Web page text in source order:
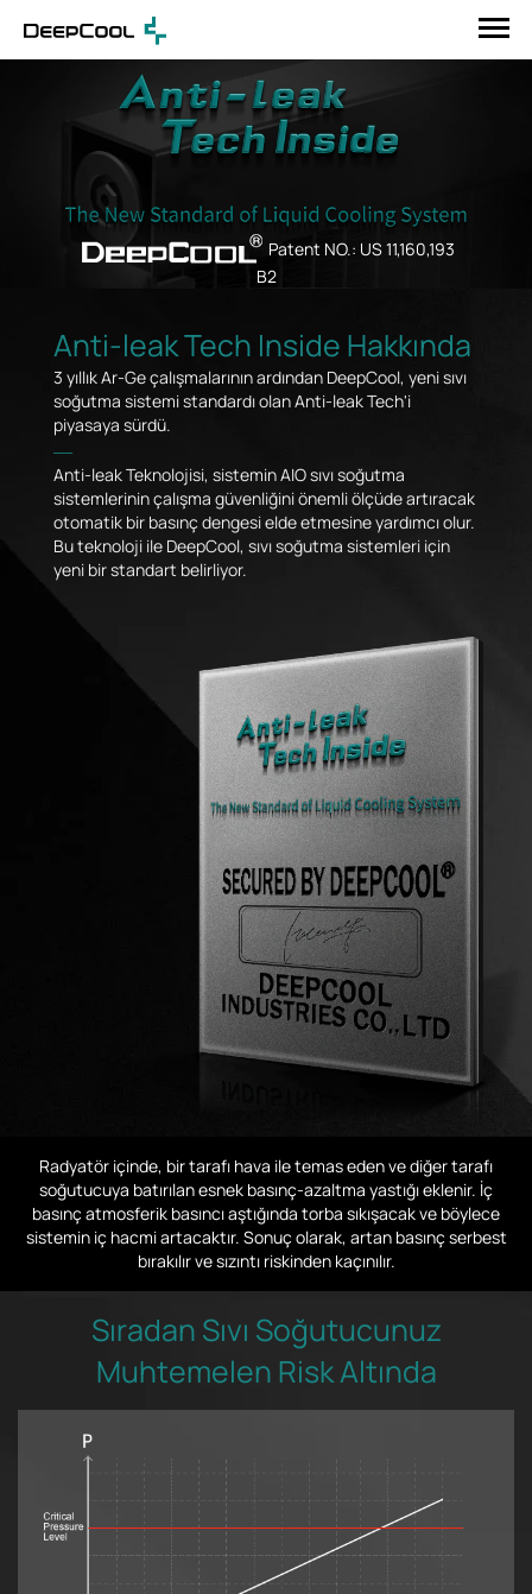
Patent NO.: US 11,160,193
B2
Anti-leak Tech Inside Hakkında
3 yıllık Ar-Ge çalışmalarının ardından DeepCool, yeni sıvı
soğutma sistemi standardı olan Anti-leak Tech'i
piyasaya sürdü.
―
Anti-leak Teknolojisi, sistemin AIO sıvı soğutma
sistemlerinin çalışma güvenliğini önemli ölçüde artıracak
otomatik bir basınç dengesi elde etmesine yardımcı olur.
Bu teknoloji ile DeepCool, sıvı soğutma sistemleri için
yeni bir standart belirliyor.
Radyatör içinde, bir tarafı hava ile temas eden ve diğer tarafı
soğutucuya batırılan esnek basınç-azaltma yastığı eklenir. İç
basınç atmosferik basıncı aştığında torba sıkışacak ve böylece
sistemin iç hacmi artacaktır. Sonuç olarak, artan basınç serbest
bırakılır ve sızıntı riskinden kaçınılır.
Sıradan Sıvı Soğutucunuz
Muhtemelen Risk Altında